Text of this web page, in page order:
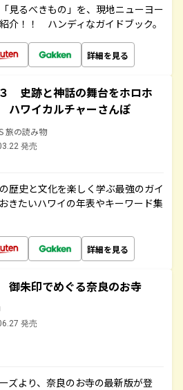
見るべきもの」を、現地ニューヨー
介！！ ハンディなガイドブック。
詳細を見る
史跡と神話の舞台をホロホ
ハワイカルチャーさんぽ
旅の読み物
発売
歴史と文化を楽しく学ぶ最強のガイ
きたいハワイの年表やキーワード集
詳細を見る
御朱印でめぐる奈良のお寺
発売
ズより、奈良のお寺の最新版が登